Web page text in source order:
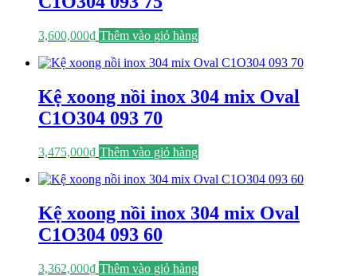
3,600,000₫ Thêm vào giỏ hàng
Kệ xoong nồi inox 304 mix Oval
C1O304 093 70
3,475,000₫ Thêm vào giỏ hàng
Kệ xoong nồi inox 304 mix Oval
C1O304 093 60
3,362,000₫ Thêm vào giỏ hàng